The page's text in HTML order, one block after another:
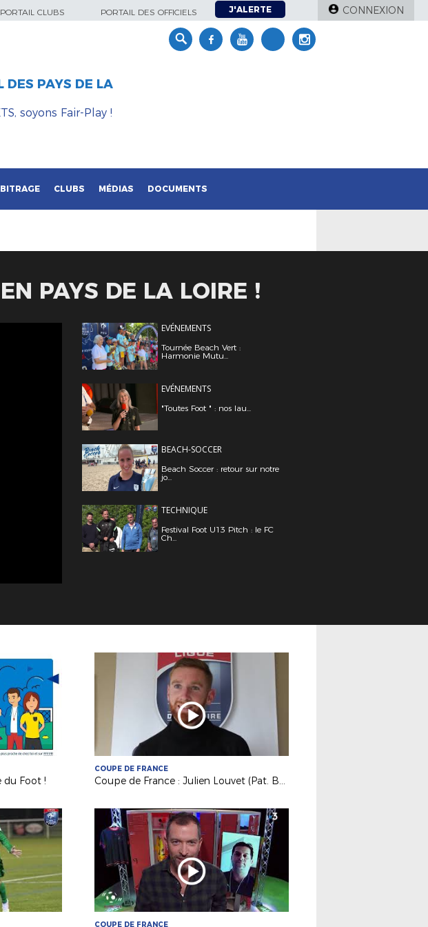
PORTAIL CLUBS PORTAIL DES OFFICIELS J'ALERTE CONNEXION
DES PAYS DE LA
soyons Fair-Play !
CLUBS MÉDIAS DOCUMENTS
PAYS DE LA LOIRE !
EVÉNEMENTS
Tournée Beach Vert :
Harmonie Mutu...
EVÉNEMENTS
"Toutes Foot " : nos lau...
BEACH-SOCCER
Beach Soccer : retour sur notre
jo...
TECHNIQUE
Festival Foot U13 Pitch : le FC
Ch...
du Foot !
COUPE DE FRANCE
Coupe de France : Julien Louvet (Pat. Bonnétable) au défi de St Nazaire
COUPE DE FRANCE